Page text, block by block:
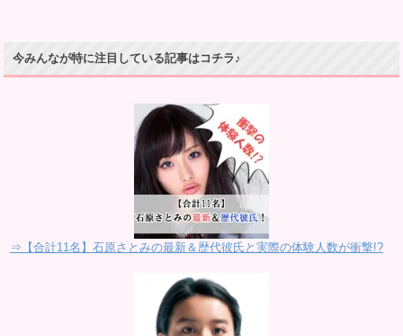
今みんなが特に注目している記事はコチラ♪
⇒【合計11名】石原さとみの最新＆歴代彼氏と実際の体験人数が衝撃!?